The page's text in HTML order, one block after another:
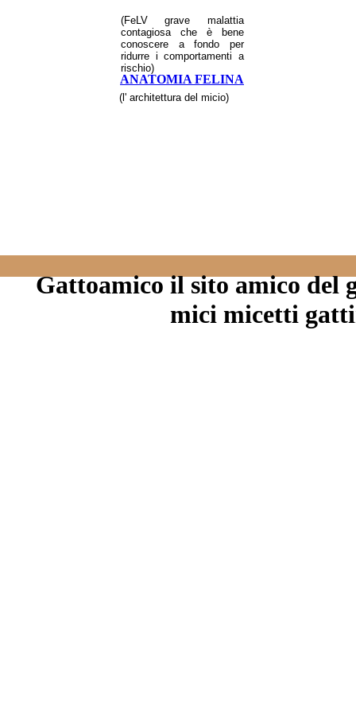
Gattoamico il sito amico del
mici micetti
(FeLV grave malattia
contagiosa che è bene
conoscere a fondo per
ridurre i comportamenti a
rischio)
ANATOMIA FELINA
( l' architettura del micio)